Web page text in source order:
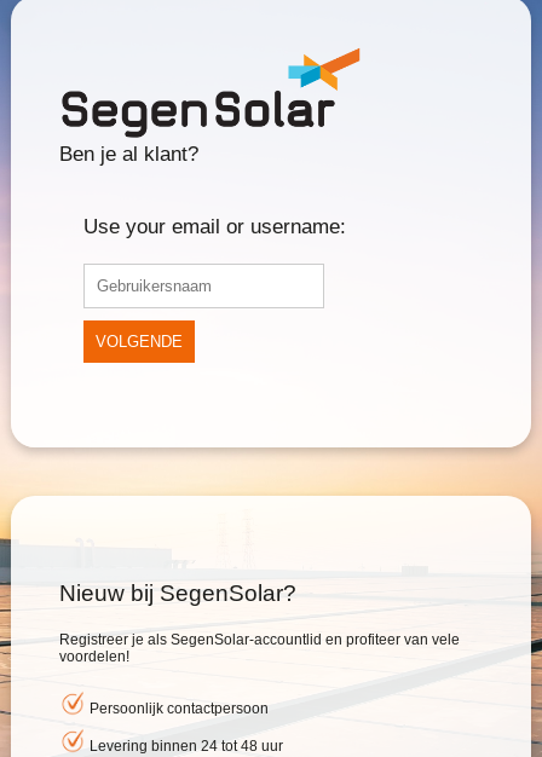
Ben je al klant?
Use your email or username:
VOLGENDE
Nieuw bij SegenSolar?
Registreer je als SegenSolar-accountlid en profiteer van vele
voordelen!
Persoonlijk contactpersoon
Levering binnen 24 tot 48 uur